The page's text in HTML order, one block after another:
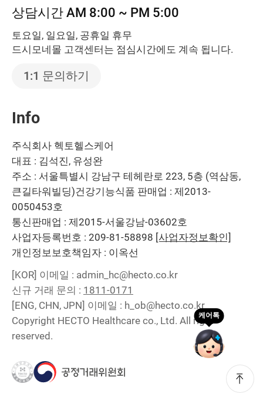
상담시간 AM 8:00 ~ PM 5:00
토요일, 일요일, 공휴일 휴무
드시모네몰 고객센터는 점심시간에도 계속 됩니다.
1:1 문의하기
Info
주식회사 헥토헬스케어
대표 : 김석진, 유성완
주소 : 서울특별시 강남구 테헤란로 223, 5층 (역삼동,
큰길타워빌딩)건강기능식품 판매업 : 제2013-
0050453호
통신판매업 : 제2015-서울강남-03602호
사업자등록번호 : 209-81-58898 [사업자정보확인]
개인정보보호책임자 : 이옥선
[KOR] 이메일 : admin_hc@hecto.co.kr
신규 거래 문의 : 1811-0171
[ENG, CHN, JPN] 이메일 : h_ob@hecto.co.kr
Copyright HECTO Healthcare co., Ltd. All right
reserved.